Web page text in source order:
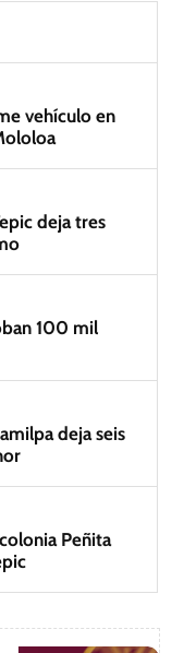
vehículo en
deja tres
100 mil
deja seis
Peñita